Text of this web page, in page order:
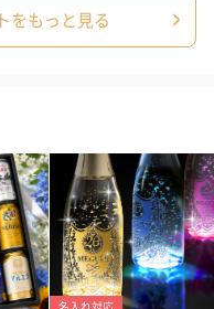
をもっと見る